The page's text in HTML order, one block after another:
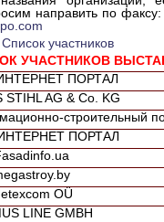
направить по
Список участников
УЧАСТНИКОВ
ПОРТАЛ
STIHL AG & Co. KG
строительный
ПОРТАЛ
OÜ
LINE GMBH